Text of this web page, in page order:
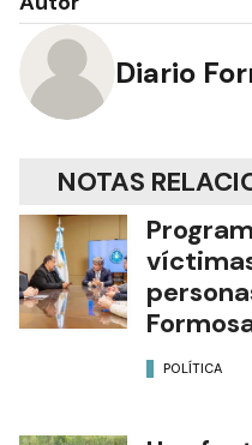
Diario
NOTAS
POLÍTICA